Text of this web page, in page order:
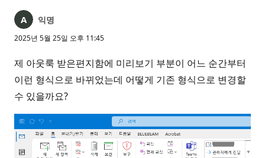
익명
2025년 5월 25일 오후 11:45
제 아웃룩 받은편지함에 미리보기 부분이 어느 순간부터
이런 형식으로 바뀌었는데 어떻게 기존 형식으로 변경할
수 있을까요?